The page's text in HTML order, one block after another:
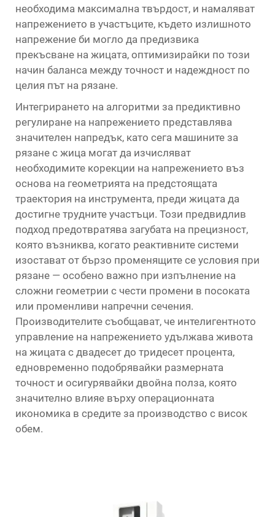
необходима максимална твърдост, и намаляват
напрежението в участъците, където излишното
напрежение би могло да предизвика
прекъсване на жицата, оптимизирайки по този
начин баланса между точност и надеждност по
целия път на рязане.
Интегрирането на алгоритми за предиктивно
регулиране на напрежението представлява
значителен напредък, като сега машините за
рязане с жица могат да изчисляват
необходимите корекции на напрежението въз
основа на геометрията на предстоящата
траектория на инструмента, преди жицата да
достигне трудните участъци. Този предвидлив
подход предотвратява загубата на прецизност,
която възниква, когато реактивните системи
изостават от бързо променящите се условия при
рязане — особено важно при изпълнение на
сложни геометрии с чести промени в посоката
или променливи напречни сечения.
Производителите съобщават, че интелигентното
управление на напрежението удължава живота
на жицата с двадесет до тридесет процента,
едновременно подобрявайки размерната
точност и осигурявайки двойна полза, която
значително влияе върху операционната
икономика в средите за производство с висок
обем.